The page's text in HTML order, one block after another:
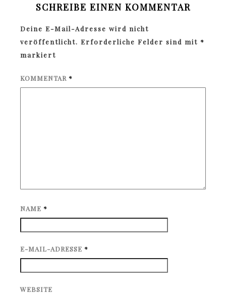
SCHREIBE EINEN KOMMENTAR
Deine E-Mail-Adresse wird nicht
veröffentlicht. Erforderliche Felder sind mit *
markiert
KOMMENTAR *
NAME *
E-MAIL-ADRESSE *
WEBSITE